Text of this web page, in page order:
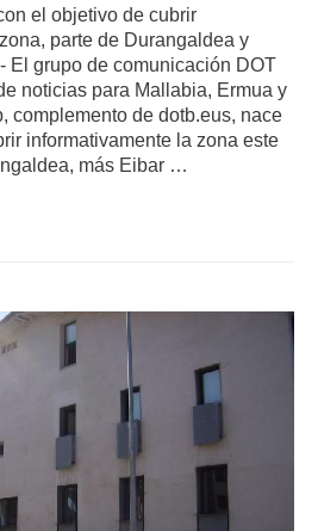
el objetivo de cubrir
parte de Durangaldea y
El grupo de comunicación DOT
noticias para Mallabia, Ermua y
complemento de dotb.eus, nace
informativamente la zona este
más Eibar …